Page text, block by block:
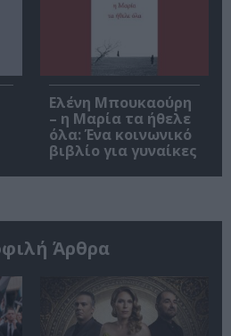
Ελένη Μπουκαούρη
– η Μαρία τα ήθελε
όλα: Ένα κοινωνικό
βιβλίο για γυναίκες
Άρθρα